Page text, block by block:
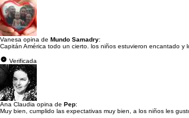
Vanesa opina de Mundo Samadry:
Capitán América todo un cierto. los niños estuvieron encantado y
Verificada
Ana Claudia opina de Pep:
Muy bien, cumplido las expectativas muy bien, a los niños les